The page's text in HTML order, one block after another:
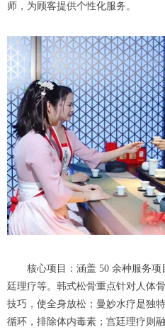
师，为顾客提供个性化服务。
核心项目：涵盖 50 余种服务项
廷理疗等。韩式松骨重点针对人体
技巧，使全身放松；曼妙水疗是独
循环，排除体内毒素；宫廷理疗则